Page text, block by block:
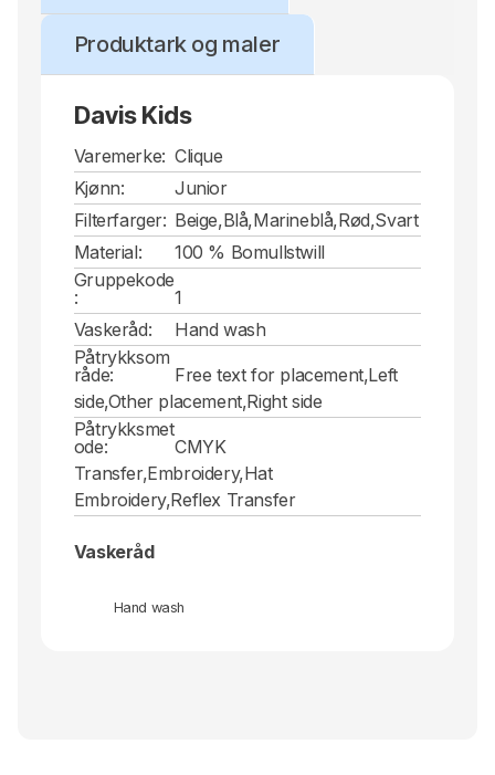
Produktark og maler
Davis Kids
Varemerke: Clique
Kjønn:
Junior
Filterfarger: Beige,Blå,Marineblå,Rød,Svart
Material:
100 % Bomullstwill
Gruppekode
:
1
Vaskeråd:
Hand wash
Påtrykksom
råde:
Free text for placement,Left
side,Other placement,Right side
Påtrykksmet
ode:
CMYK
Transfer,Embroidery,Hat
Embroidery,Reflex Transfer
Vaskeråd
Hand wash